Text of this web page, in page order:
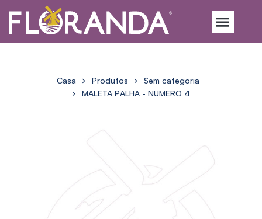
Casa Produtos
Sem categoria
MALETA PALHA - NUMERO 4